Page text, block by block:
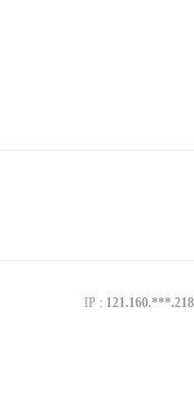
IP : 121.160.***.218